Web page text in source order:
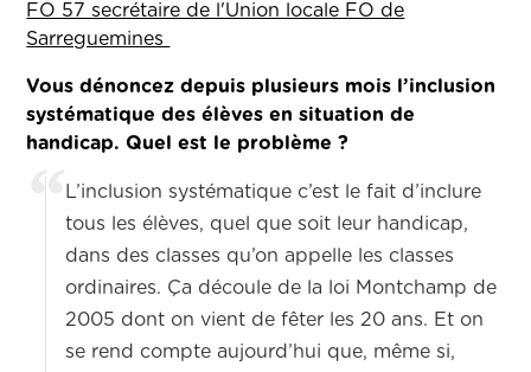
FO 57 secrétaire de l'Union locale FO de
Sarreguemines
Vous dénoncez depuis plusieurs mois l’inclusion
systématique des élèves en situation de
handicap. Quel est le problème ?
L’inclusion systématique c’est le fait d’inclure
tous les élèves, quel que soit leur handicap,
dans des classes qu’on appelle les classes
ordinaires. Ça découle de la loi Montchamp de
2005 dont on vient de fêter les 20 ans. Et on
se rend compte aujourd’hui que, même si,